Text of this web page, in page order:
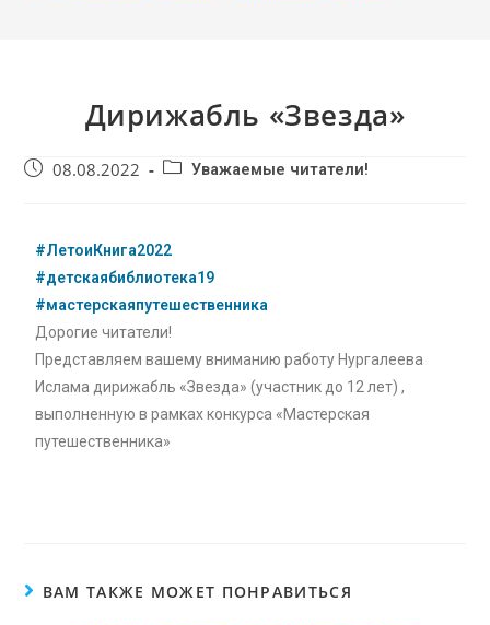
Дирижабль «Звезда»
08.08.2022 Уважаемые читатели!
#ЛетоиКнига2022
#детскаябиблиотека19
#мастерскаяпутешественника
Дорогие читатели!
Представляем вашему вниманию работу Нургалеева
Ислама дирижабль «Звезда» (участник до 12 лет) ,
выполненную в рамках конкурса «Мастерская
путешественника»
ВАМ ТАКЖЕ МОЖЕТ ПОНРАВИТЬСЯ